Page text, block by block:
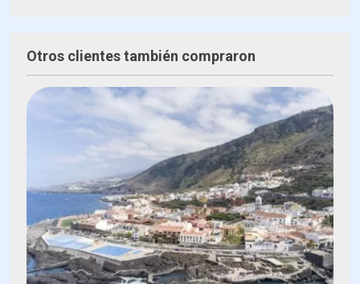
Otros clientes también compraron